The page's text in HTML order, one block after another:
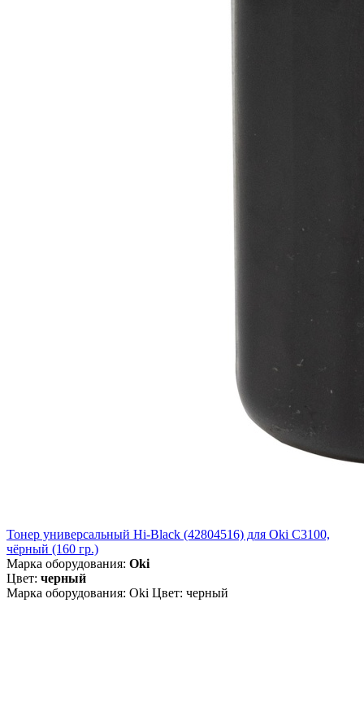
Тонер универсальный Hi-Black (42804516) для Oki С3100,
чёрный (160 гр.)
Марка оборудования: Oki
Цвет: черный
Марка оборудования: Oki Цвет: черный